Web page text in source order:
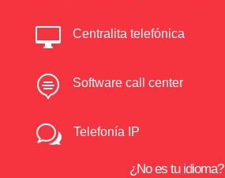
 Centralita telefónica
 Software call center
w Telefonía IP
¿No es tu idioma?